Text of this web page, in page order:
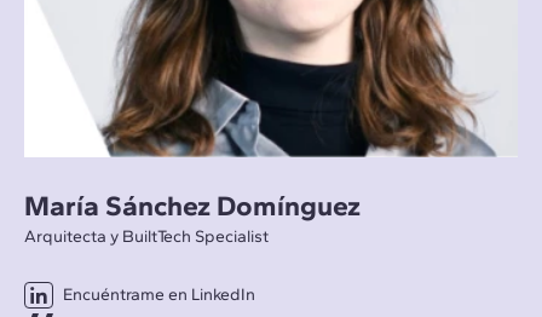
María Sánchez Domínguez
Arquitecta y BuiltTech Specialist
Encuéntrame en LinkedIn